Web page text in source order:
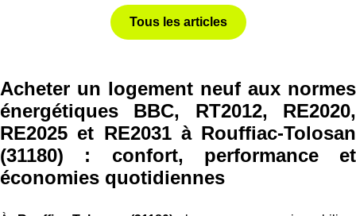
Tous les articles
Acheter un logement neuf aux normes
énergétiques BBC, RT2012, RE2020,
RE2025 et RE2031 à Rouffiac-Tolosan
(31180) : confort, performance et
économies quotidiennes